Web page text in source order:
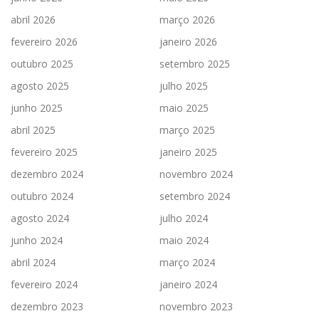
abril 2026
março 2026
fevereiro 2026
janeiro 2026
outubro 2025
setembro 2025
agosto 2025
julho 2025
junho 2025
maio 2025
abril 2025
março 2025
fevereiro 2025
janeiro 2025
dezembro 2024
novembro 2024
outubro 2024
setembro 2024
agosto 2024
julho 2024
junho 2024
maio 2024
abril 2024
março 2024
fevereiro 2024
janeiro 2024
dezembro 2023
novembro 2023